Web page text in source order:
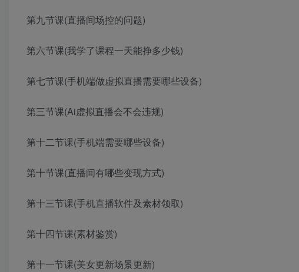
第九节课(直播间场控的问题)
第六节课(我学了课程一天能挣多少钱)
第七节课(手机端做虚拟直播需要哪些设备)
第三节课(Ai虚拟直播会不会违规)
第十二节课(手机端需要哪些设备)
第十节课(直播间有哪些变现方式)
第十三节课(手机直播软件及素材领取)
第十四节课(素材鉴赏)
第十一节课(美女更新场景更新)